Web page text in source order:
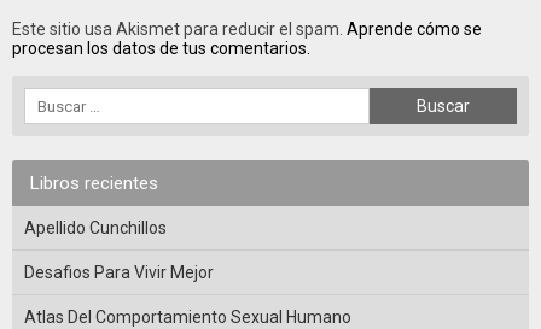
Este sitio usa Akismet para reducir el spam. Aprende cómo se
procesan los datos de tus comentarios.
Libros recientes
Apellido Cunchillos
Desafios Para Vivir Mejor
Atlas Del Comportamiento Sexual Humano